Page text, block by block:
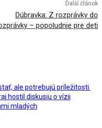
Ďalší článok
Dúbravka: Z rozprávky do
– popoludnie pre deti
ale potrebujú príležitosti.
hostil diskusiu o vízii
mladých